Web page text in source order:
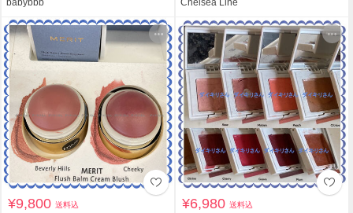
¥9,800送料込 ¥6,980送料込